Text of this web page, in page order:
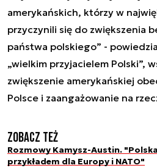
amerykańskich, którzy w
przyczynili się do zwiększenia
państwa polskiego” -
„wielkim przyjacielem Polski”,
zwiększenie amerykańskiej
Polsce i zaangażowanie na
Zobacz też
Rozmowy Kamysz-Austin.
przykładem dla Europy i NATO"